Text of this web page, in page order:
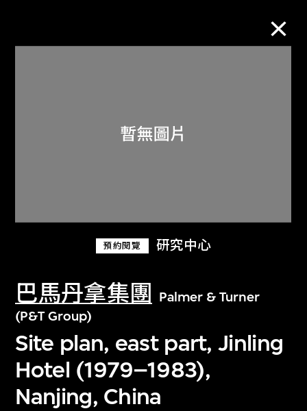
預約閱覽 研究中心
巴馬丹拿集團
Palmer & Turner
(P&T Group)
Site plan, east part, Jinling
Hotel (1979–1983),
Nanjing, China
關於M+藏品
探索世界頂級的二十及二十一世紀視覺
文化藏品。